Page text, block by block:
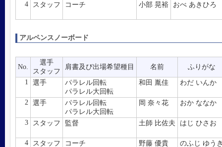
4 スタッフ コーチ 小部 晃裕 おべ あきひろ
アルペンスノーボード
No.
選手
スタッフ
肩書及び出場希望種目 名前 ふりがな
1 選手
パラレル回転
パラレル大回転
和田 胤佳 わだ いんか
2 選手
パラレル回転
パラレル大回転
岡 奈々花 おか ななか
3 スタッフ 監督 土師 比佐夫 はじ ひさお
4 スタッフ コーチ 野藤 優貴 のふじ ゆう